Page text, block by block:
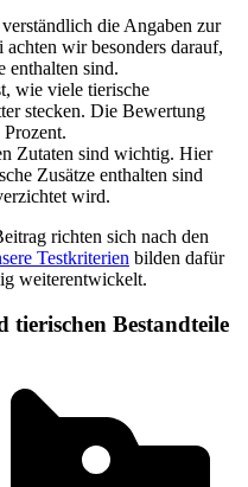
die Angaben zur
wir besonders darauf,
enthalten sind.
wie viele tierische
stecken. Die Bewertung
Zutaten sind wichtig. Hier
Zusätze enthalten sind
wird.
richten sich nach den
Testkriterien bilden dafür
weiterentwickelt.
Bestandteile